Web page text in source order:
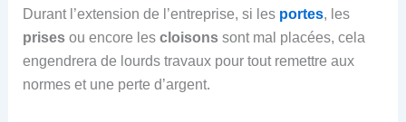
Durant l’extension de l’entreprise, si les portes, les
prisesou encore les cloisonssont mal placées, cela
engendrera de lourds travaux pour tout remettre aux
normes et une perte d’argent.